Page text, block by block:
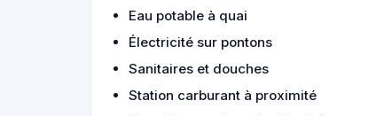
Eau potable à quai
Électricité sur pontons
Sanitaires et douches
Station carburant à proximité